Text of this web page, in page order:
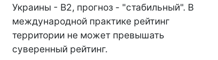
Украины - В2, прогноз - "стабильный". В
международной практике рейтинг
территории не может превышать
суверенный рейтинг.